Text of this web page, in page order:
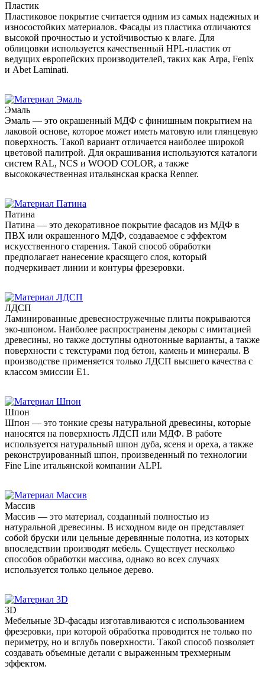
Пластик
Пластиковое покрытие считается одним из самых надежных и
износостойких материалов. Фасады из пластика отличаются
высокой прочностью и устойчивостью к влаге. Для
облицовки используется качественный HPL-пластик от
ведущих европейских производителей, таких как Arpa, Fenix
и Abet Laminati.
Эмаль
Эмаль — это окрашенный МДФ с финишным покрытием на
лаковой основе, которое может иметь матовую или глянцевую
поверхность. Такой вариант отличается наиболее широкой
цветовой палитрой. Для окрашивания используются каталоги
систем RAL, NCS и WOOD COLOR, а также
высококачественная итальянская краска Renner.
Патина
Патина — это декоративное покрытие фасадов из МДФ в
ПВХ или окрашенного МДФ, создаваемое с эффектом
искусственного старения. Такой способ обработки
предполагает нанесение красящего слоя, который
подчеркивает линии и контуры фрезеровки.
ЛДСП
Ламинированные древесностружечные плиты покрываются
эко-шпоном. Наиболее распространены декоры с имитацией
древесины, но также доступны однотонные варианты, а также
поверхности с текстурами под бетон, камень и минералы. В
производстве применяется только ЛДСП высшего качества с
классом эмиссии Е1.
Шпон
Шпон — это тонкие срезы натуральной древесины, которые
наносятся на поверхность ЛДСП или МДФ. В работе
используется натуральный шпон дуба, ясеня и ореха, а также
реконструированный шпон, произведенный по технологии
Fine Line итальянской компании ALPI.
Массив
Массив — это материал, созданный полностью из
натуральной древесины. В исходном виде он представляет
собой бруски или цельные деревянные полотна, из которых
впоследствии производят мебель. Существует несколько
способов обработки массива, однако во всех случаях
используется только цельное дерево.
3D
Мебельные 3D-фасады изготавливаются с использованием
фрезеровки, при которой обработка проводится не только по
периметру, но и вглубь поверхности. Такой способ позволяет
создавать объемные детали с выраженным трехмерным
эффектом.